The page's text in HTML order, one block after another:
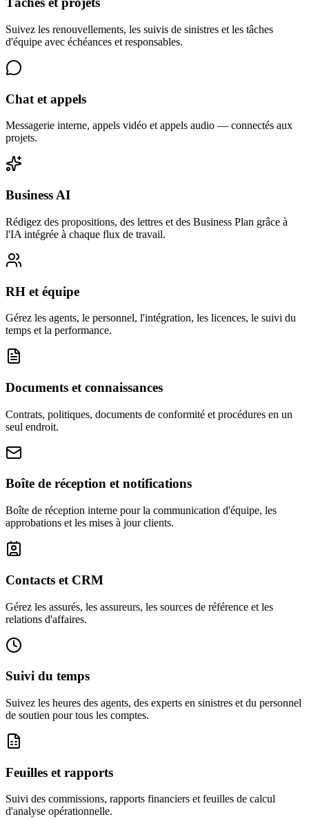
Suivez les renouvellements, les suivis de sinistres et les tâches
d'équipe avec échéances et responsables.
Chat et appels
Messagerie interne, appels vidéo et appels audio — connectés aux
projets.
Business AI
Rédigez des propositions, des lettres et des Business Plan grâce à
l'IA intégrée à chaque flux de travail.
RH et équipe
Gérez les agents, le personnel, l'intégration, les licences, le suivi du
temps et la performance.
Documents et connaissances
Contrats, politiques, documents de conformité et procédures en un
seul endroit.
Boîte de réception et notifications
Boîte de réception interne pour la communication d'équipe, les
approbations et les mises à jour clients.
Contacts et CRM
Gérez les assurés, les assureurs, les sources de référence et les
relations d'affaires.
Suivi du temps
Suivez les heures des agents, des experts en sinistres et du personnel
de soutien pour tous les comptes.
Feuilles et rapports
Suivi des commissions, rapports financiers et feuilles de calcul
d'analyse opérationnelle.